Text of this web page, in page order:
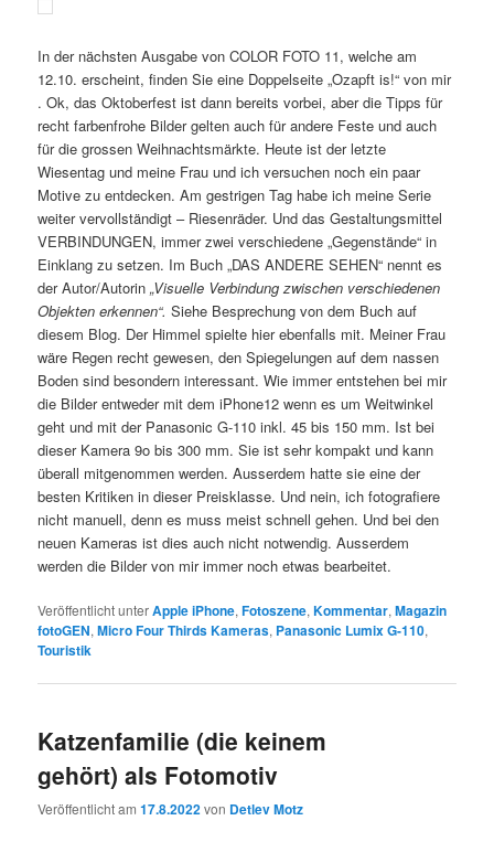
In der nächsten Ausgabe von COLOR FOTO 11, welche am
12.10. erscheint, finden Sie eine Doppelseite „Ozapft is!“ von mir
. Ok, das Oktoberfest ist dann bereits vorbei, aber die Tipps für
recht farbenfrohe Bilder gelten auch für andere Feste und auch
für die grossen Weihnachtsmärkte. Heute ist der letzte
Wiesentag und meine Frau und ich versuchen noch ein paar
Motive zu entdecken. Am gestrigen Tag habe ich meine Serie
weiter vervollständigt – Riesenräder. Und das Gestaltungsmittel
VERBINDUNGEN, immer zwei verschiedene „Gegenstände“ in
Einklang zu setzen. Im Buch „DAS ANDERE SEHEN“ nennt es
der Autor/Autorin„Visuelle Verbindung zwischen verschiedenen
Objekten erkennen“. Siehe Besprechung von dem Buch auf
diesem Blog. Der Himmel spielte hier ebenfalls mit. Meiner Frau
wäre Regen recht gewesen, den Spiegelungen auf dem nassen
Boden sind besondern interessant. Wie immer entstehen bei mir
die Bilder entweder mit dem iPhone12 wenn es um Weitwinkel
geht und mit der Panasonic G-110 inkl. 45 bis 150 mm. Ist bei
dieser Kamera 9o bis 300 mm. Sie ist sehr kompakt und kann
überall mitgenommen werden. Ausserdem hatte sie eine der
besten Kritiken in dieser Preisklasse. Und nein, ich fotografiere
nicht manuell, denn es muss meist schnell gehen. Und bei den
neuen Kameras ist dies auch nicht notwendig. Ausserdem
werden die Bilder von mir immer noch etwas bearbeitet.
Veröffentlicht unterApple iPhone,Fotoszene,Kommentar,Magazin
fotoGEN,Micro Four Thirds Kameras, Panasonic Lumix G-110,
Touristik
Katzenfamilie (die keinem
gehört) als Fotomotiv
Veröffentlicht am17.8.2022von Detlev Motz